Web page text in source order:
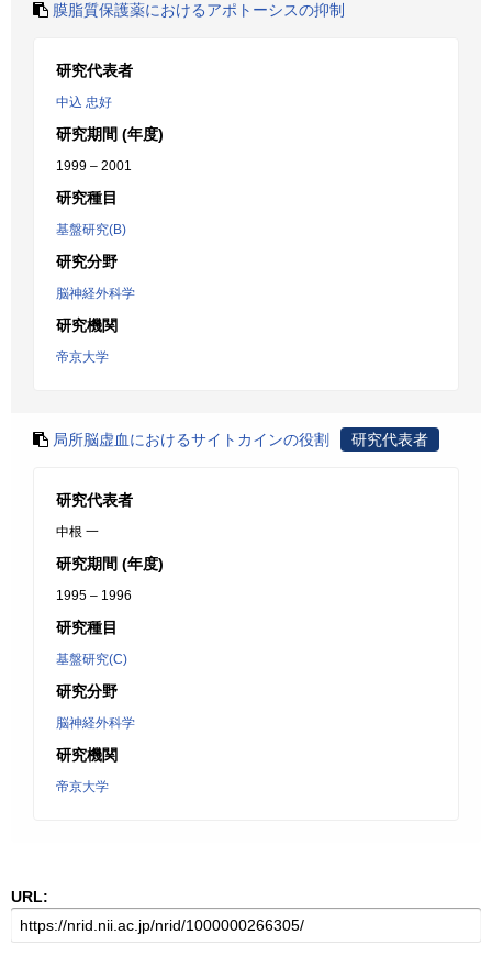
膜脂質保護薬におけるアポトーシスの抑制
研究代表者
中込 忠好
研究期間 (年度)
1999 – 2001
研究種目
基盤研究(B)
研究分野
脳神経外科学
研究機関
帝京大学
局所脳虚血におけるサイトカインの役割 研究代表者
研究代表者
中根 一
研究期間 (年度)
1995 – 1996
研究種目
基盤研究(C)
研究分野
脳神経外科学
研究機関
帝京大学
URL: